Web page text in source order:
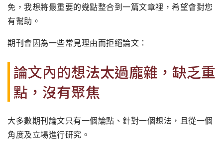
免，我想將最重要的幾點整合到一篇文章裡，希望會對您
有幫助。
期刊會因為一些常見理由而拒絕論文：
論文內的想法太過龐雜，缺乏重
點，沒有聚焦
大多數期刊論文只有一個論點、針對一個想法，且從一個
角度及立場進行研究。